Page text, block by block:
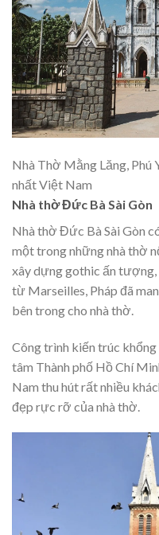
Nhà Thờ Mằng Lăng, Phú
nhất Việt Nam
Nhà thờ Đức Bà Sài Gòn
Nhà thờ Đức Bà Sài Gòn
một trong những nhà thờ
xây dựng gothic ấn
từ Marseilles, Pháp đã
bên trong cho nhà thờ.
Công trình kiến trúc
tâm Thành phố Hồ Chí
Nam thu hút rất nhiều
đẹp rực rỡ của nhà thờ.